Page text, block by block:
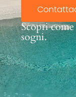
Scopri
sogni.